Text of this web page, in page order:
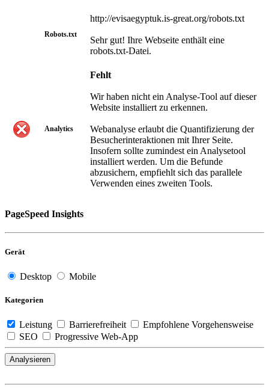
Robots.txt
http://evisaegyptuk.is-great.org/robots.txt
Sehr gut! Ihre Webseite enthält eine
robots.txt-Datei.
Analytics
Fehlt
Wir haben nicht ein Analyse-Tool auf dieser
Website installiert zu erkennen.
Webanalyse erlaubt die Quantifizierung der
Besucherinteraktionen mit Ihrer Seite.
Insofern sollte zumindest ein Analysetool
installiert werden. Um die Befunde
abzusichern, empfiehlt sich das parallele
Verwenden eines zweiten Tools.
PageSpeed Insights
Gerät
Desktop Mobile
Kategorien
Leistung Barrierefreiheit
Empfohlene Vorgehensweise
SEO
Progressive Web-App
Analysieren